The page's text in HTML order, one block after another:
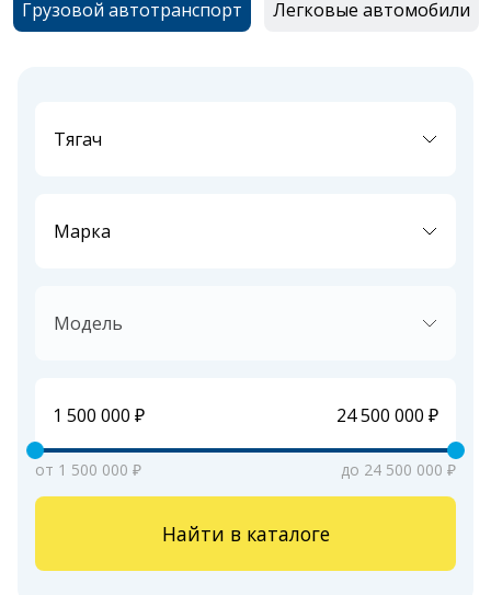
Грузовой автотранспорт Легковые автомобили
Тягач
Марка
Модель
от 1 500 000 ₽ до 24 500 000 ₽
Найти в каталоге